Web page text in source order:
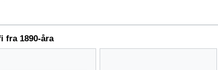
fra 1890-åra